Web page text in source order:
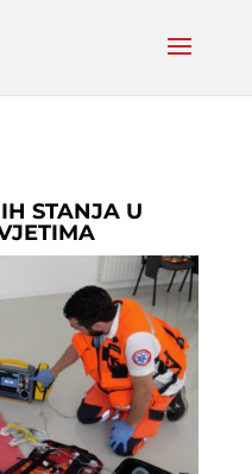
STANJA U